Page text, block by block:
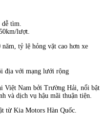
dễ tìm.
lượt.
tỷ lệ hỏng vặt cao hơn xe
địa với mạng lưới rộng
Việt Nam bởi Trường Hải, nổi bật
và dịch vụ hậu mãi thuận tiện.
từ Kia Motors Hàn Quốc.